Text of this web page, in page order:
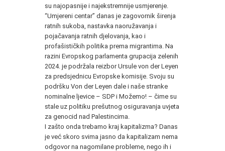
su najopasnije i najekstremnije usmjerenje.
“Umjereni centar” danas je zagovornik širenja
ratnih sukoba, nastavka naoružavanja i
pojačavanja ratnih djelovanja, kao i
profašističkih politika prema migrantima. Na
razini Evropskog parlamenta grupacija zelenih
2024. je podržala reizbor Ursule von der Leyen
za predsjednicu Evropske komisije. Svoju su
podršku Von der Leyen dale i naše stranke
nominalne ljevice – SDP i Možemo! – čime su
stale uz politiku prešutnog osiguravanja uvjeta
za genocid nad Palestincima.
I zašto onda trebamo kraj kapitalizma? Danas
je već skoro svima jasno da kapitalizam nema
odgovor na nagomilane probleme, nego ih i